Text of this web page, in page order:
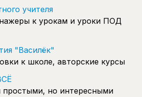
учителя️
к урокам и уроки ПОД
"Василёк"
к школе, авторские курсы
простыми, но интересными